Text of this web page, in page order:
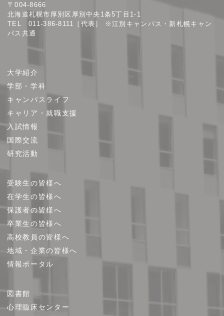
学
〒004-8666
北海道札幌市厚別区厚別中央1条5丁目1-1
TEL 011-386-8111［代表］ ※江別キャンパス・新札幌キャン
パス共通
ト
プ
大学紹介
学部・学科
キャンパスライフ
キャリア・就職支援
入試情報
国際交流
研究活動
受験生の皆様へ
在学生の皆様へ
保護者の皆様へ
卒業生の皆様へ
高校教員の皆様へ
地域・企業の皆様へ
情報ポータル
図書館
心理臨床センター